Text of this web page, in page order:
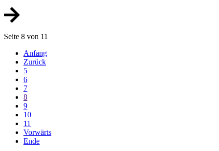
Seite 8 von 11
Anfang
Zurück
5
6
7
8
9
10
11
Vorwärts
Ende